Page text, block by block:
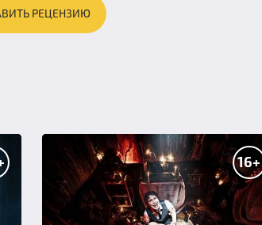
РЕЦЕНЗИЮ
16+